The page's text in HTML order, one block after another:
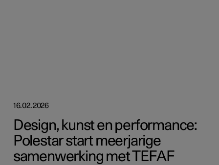
16.02.2026
Design, kunst en performance:
Polestar start meerjarige
samenwerking met TEFAF